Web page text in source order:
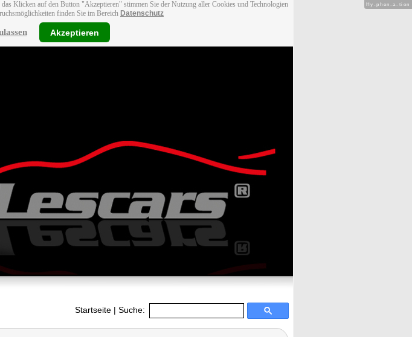
Klicken auf den Button "Akzeptieren" stimmen Sie der Nutzung aller Cookies und Technologien
finden Sie im Bereich Datenschutz
Akzeptieren
Startseite | Suche:
Hy-phen-a-tion